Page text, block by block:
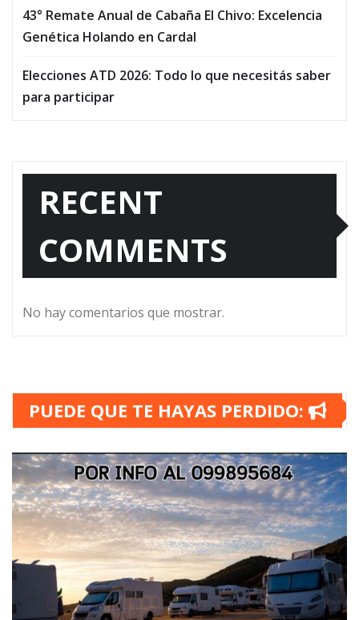
43° Remate Anual de Cabaña El Chivo: Excelencia
Genética Holando en Cardal
Elecciones ATD 2026: Todo lo que necesitás saber
para participar
RECENT
COMMENTS
No hay comentarios que mostrar.
PUEDE QUE TE HAYAS PERDIDO: